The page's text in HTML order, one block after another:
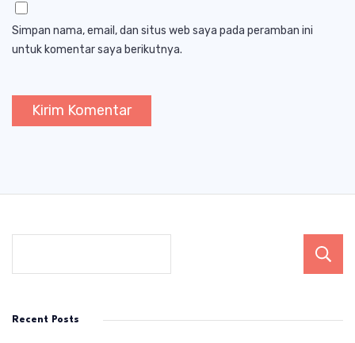
Simpan nama, email, dan situs web saya pada peramban ini
untuk komentar saya berikutnya.
Recent Posts